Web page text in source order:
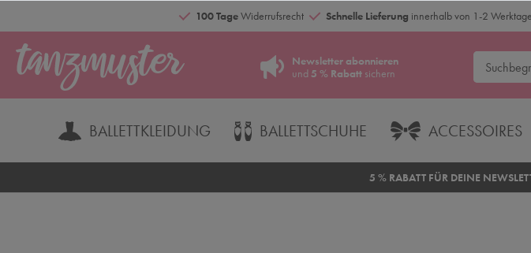
100 TageWiderrufsrecht Schnelle Lieferung innerhalb von 1-2
Newsletter abonnieren
und 5 % Rabattsichern
BALLETTKLEIDUNG BALLETTSCHUHE ACCESSOIRES
5 % RABATT FÜR DEINE